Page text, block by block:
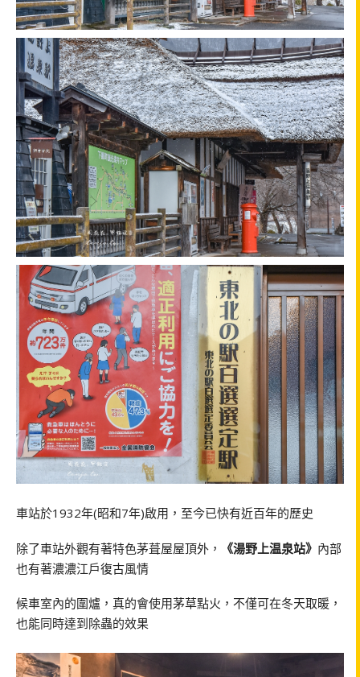
車站於1932年(昭和7年)啟用，至今已快有近百年的歷史
除了車站外觀有著特色茅葺屋屋頂外， 《湯野上温泉站》 內部
也有著濃濃江戶復古風情
候車室內的圍爐，真的會使用茅草點火，不僅可在冬天取暖，
也能同時達到除蟲的效果